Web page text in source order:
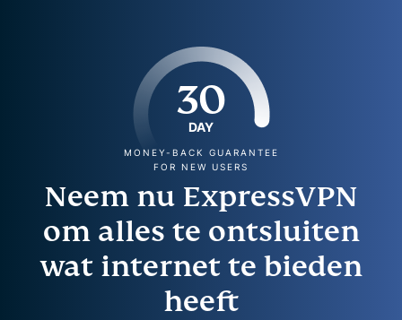
30
DAY
MONEY-BACK GUARANTEE
FOR NEW USERS
Neem nu ExpressVPN
om alles te ontsluiten
wat internet te bieden
heeft